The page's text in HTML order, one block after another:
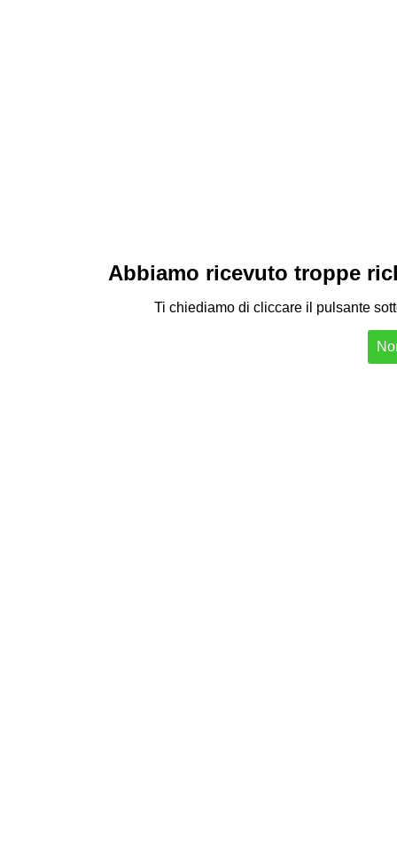
Abbiamo ricevuto troppe
Ti chiediamo di cliccare il pulsante